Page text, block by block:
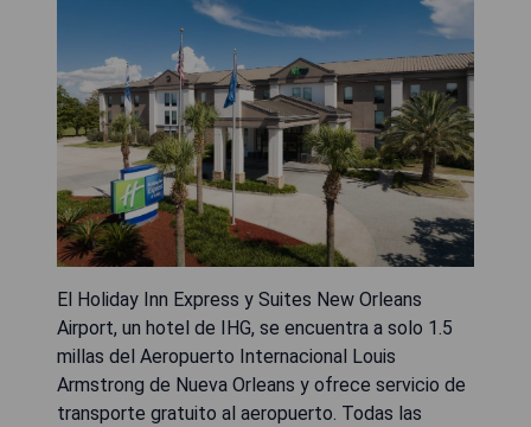
El Holiday Inn Express y Suites New Orleans
Airport, un hotel de IHG, se encuentra a solo 1.5
millas del Aeropuerto Internacional Louis
Armstrong de Nueva Orleans y ofrece servicio de
transporte gratuito al aeropuerto. Todas las